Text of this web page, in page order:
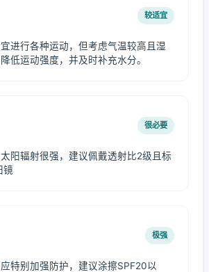
较适宜
进行各种运动，但考虑气温较高且湿
低运动强度，并及时补充水分。
很必要
阳辐射很强，建议佩戴透射比2级且标
镜
极强
特别加强防护，建议涂擦SPF20以